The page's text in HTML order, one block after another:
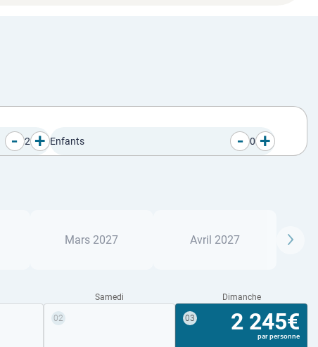
- 2 + Enfants - 0 +
Mars 2027 Avril 2027
Samedi Dimanche
02 03 2 245€
par personne